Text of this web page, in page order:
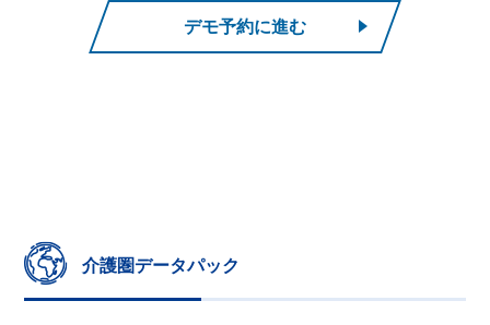
デモ予約に進む
介護圏データパック